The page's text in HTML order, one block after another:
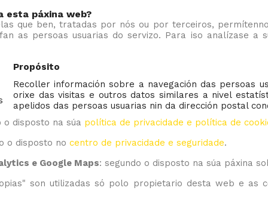
esta páxina web?
que ben, tratadas por nós ou por terceiros,
as persoas usuarias do servizo. Para iso analízase
Propósito
Recoller información sobre a navegación das persoas
orixe das visitas e outros datos similares a nivel
apelidos das persoas usuarias nin da dirección postal
o disposto na súa política de privacidade e política de
o disposto no centro de privacidade e seguridade.
e Google Maps: segundo o disposto na súa páxina
son utilizadas só polo propietario desta web e as